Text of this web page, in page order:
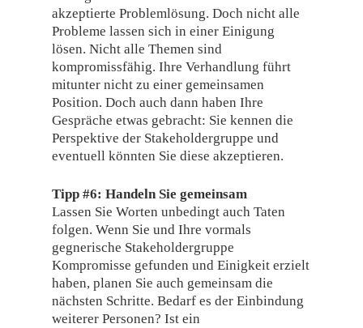
akzeptierte Problemlösung. Doch nicht alle
Probleme lassen sich in einer Einigung
lösen. Nicht alle Themen sind
kompromissfähig. Ihre Verhandlung führt
mitunter nicht zu einer gemeinsamen
Position. Doch auch dann haben Ihre
Gespräche etwas gebracht: Sie kennen die
Perspektive der Stakeholdergruppe und
eventuell könnten Sie diese akzeptieren.
Tipp #6: Handeln Sie gemeinsam
Lassen Sie Worten unbedingt auch Taten
folgen. Wenn Sie und Ihre vormals
gegnerische Stakeholdergruppe
Kompromisse gefunden und Einigkeit erzielt
haben, planen Sie auch gemeinsam die
nächsten Schritte. Bedarf es der Einbindung
weiterer Personen? Ist ein